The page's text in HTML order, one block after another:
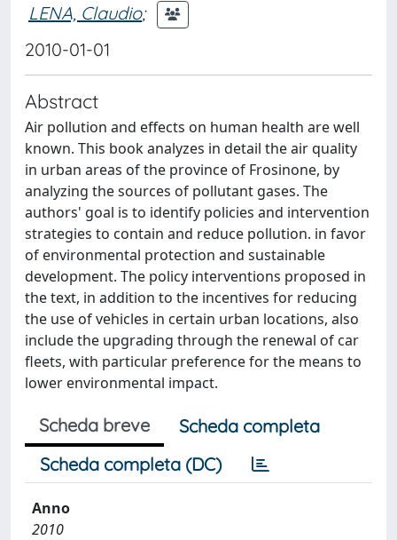
LENA, Claudio;
2010-01-01
Abstract
Air pollution and effects on human health are well
known. This book analyzes in detail the air quality
in urban areas of the province of Frosinone, by
analyzing the sources of pollutant gases. The
authors' goal is to identify policies and intervention
strategies to contain and reduce pollution. in favor
of environmental protection and sustainable
development. The policy interventions proposed in
the text, in addition to the incentives for reducing
the use of vehicles in certain urban locations, also
include the upgrading through the renewal of car
fleets, with particular preference for the means to
lower environmental impact.
Scheda breve
Scheda completa
Scheda completa (DC)
Anno
2010